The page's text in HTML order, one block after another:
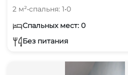
2 м²•спальня: 1•0
Спальных мест: 0
Без питания